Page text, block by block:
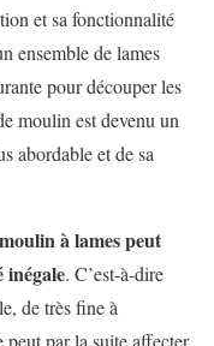
et sa fonctionnalité
ensemble de lames
pour découper les
moulin est devenu un
abordable et de sa
à lames peut
inégale. C’est-à-dire
de très fine à
peut par la suite affecter